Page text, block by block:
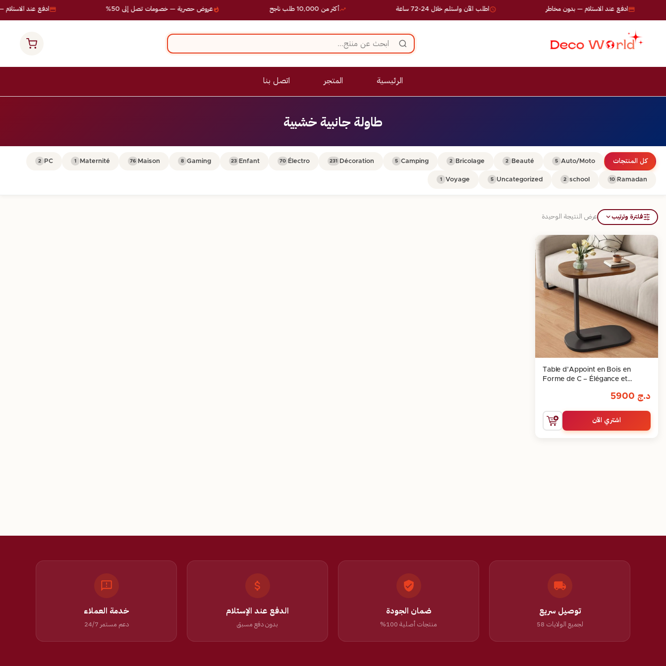
ادفع عند الاستلام — عروض حصرية — خصومات تصل إلى 50% أكثر من 10,000 طلب ناجح اطلب الآن واستلم خلال 24-72 ساعة ادفع عند الاستلام — بدون مخاطر
الرئيسية المتجر اتصل بنا
طاولة جانبية خشبية
كل المنتجات Auto/Moto
5
Beauté
2
Bricolage
2
Camping
5
Décoration
231
Électro
70
Enfant
23
Gaming
8
Maison
76
Maternité
1
PC
2
Ramadan
10
school
2
Uncategorized
5
Voyage
1
فلترة وترتيب عرض النتيجة الوحيدة
Table d’Appoint en Bois en
Forme de C – Élégance et
د.ج
اشتري الآن
توصيل سريع
لجميع الولايات 58
ضمان الجودة
منتجات أصلية 100%
الدفع عند الإستلام
بدون دفع مسبق
خدمة العملاء
دعم مستمر 24/7